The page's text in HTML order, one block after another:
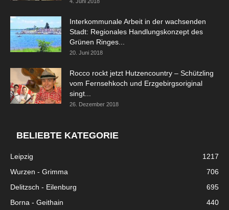
4. Juni 2018
Interkommunale Arbeit in der wachsenden
Stadt: Regionales Handlungskonzept des
Grünen Ringes...
20. Juni 2018
Rocco rockt jetzt Hutzencountry – Schützling
vom Fernsehkoch und Erzgebirgsoriginal
singt...
26. Dezember 2018
BELIEBTE KATEGORIE
Leipzig
1217
Wurzen - Grimma
706
Delitzsch - Eilenburg
695
Borna - Geithain
440